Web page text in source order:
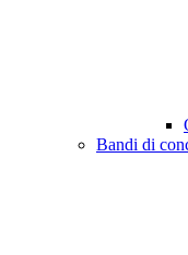
Bandi di